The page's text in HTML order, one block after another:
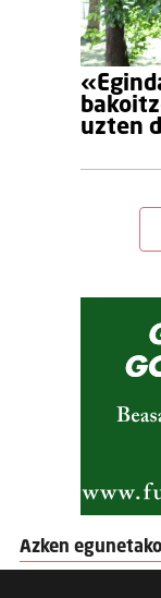
uzten
Azken